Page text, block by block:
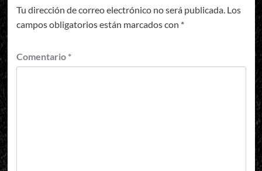
Tu dirección de correo electrónico no será publicada. Los
campos obligatorios están marcados con *
Comentario *